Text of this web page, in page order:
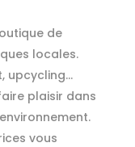
de
locales.
upcycling…
plaisir dans
vous